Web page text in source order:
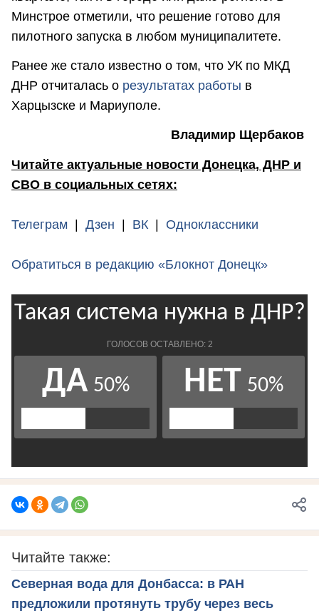
Минстрое отметили, что решение готово для
пилотного запуска в любом муниципалитете.
Ранее же стало известно о том, что УК по МКД
ДНР отчиталась о результатах работы в
Харцызске и Мариуполе.
Владимир Щербаков
Читайте актуальные новости Донецка, ДНР и
СВО в социальных сетях:
Телеграм | Дзен | ВК | Одноклассники
Обратиться в редакцию «Блокнот Донецк»
Читайте также:
Северная вода для Донбасса: в РАН
предложили протянуть трубу через весь